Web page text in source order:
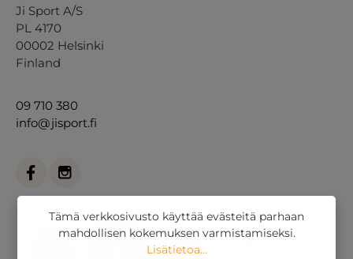
Ji Sport A/S
PL 4170
00002 Helsinki
Finland
09 710 380
info@jisport.fi
Tämä verkkosivusto käyttää evästeitä parhaan
mahdollisen kokemuksen varmistamiseksi.
Lisätietoa...